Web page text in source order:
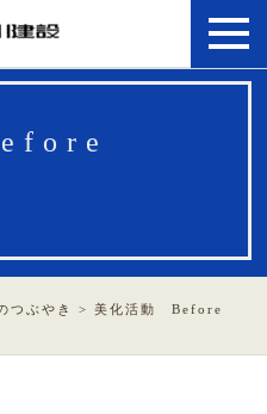
つぶやき > 美化活動 Before